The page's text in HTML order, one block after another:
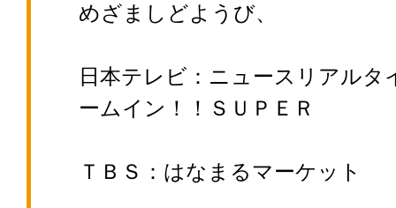
めざましどようび、
日本テレビ：ニュースリアルタ
ームイン！！ＳＵＰＥＲ
ＴＢＳ：はなまるマーケット